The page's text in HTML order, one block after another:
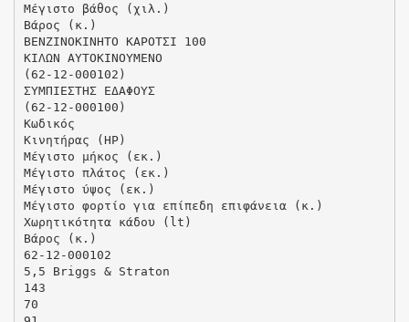
Μέγιστο βάθος (χιλ.)
Βάρος (κ.)
ΒΕΝΖΙΝΟΚΙΝΗΤΟ ΚΑΡΟΤΣΙ 100
ΚΙΛΩΝ ΑΥΤΟΚΙΝΟΥΜΕΝΟ
(62-12-000102)
ΣΥΜΠΙΕΣΤΗΣ ΕΔΑΦΟΥΣ
(62-12-000100)
Κωδικός
Κινητήρας (HP)
Μέγιστο μήκος (εκ.)
Μέγιστο πλάτος (εκ.)
Μέγιστο ύψος (εκ.)
Μέγιστο φορτίο για επίπεδη επιφάνεια (κ.)
Χωρητικότητα κάδου (lt)
Βάρος (κ.)
62-12-000102
5,5 Briggs & Straton
143
70